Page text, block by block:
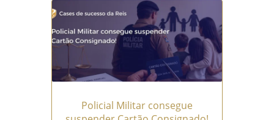
contracheque. No entanto,
Leia mais →
Policial Militar consegue